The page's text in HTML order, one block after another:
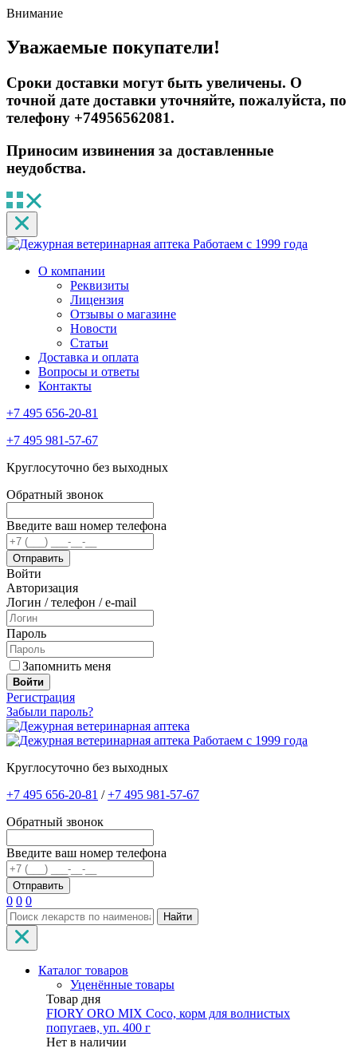
Внимание
Уважаемые покупатели!
Сроки доставки могут быть увеличены. О
точной дате доставки уточняйте, пожалуйста, по
телефону +74956562081.
Приносим извинения за доставленные
неудобства.
Работаем с 1999 года
О компании
Реквизиты
Лицензия
Отзывы о магазине
Новости
Статьи
Доставка и оплата
Вопросы и ответы
Контакты
+7 495 656-20-81
+7 495 981-57-67
Круглосуточно без выходных
Обратный звонок
Введите ваш номер телефона
Войти
Авторизация
Логин / телефон / e-mail
Пароль
Запомнить меня
Войти
Регистрация
Забыли пароль?
Работаем с 1999 года
Круглосуточно без выходных
+7 495 656-20-81 /+7 495 981-57-67
Обратный звонок
Введите ваш номер телефона
0 0 0
Найти
Каталог товаров
Уценённые товары
Товар дня
FIORY ORO MIX Coco, корм для волнистых
попугаев, уп. 400 г
Нет в наличии